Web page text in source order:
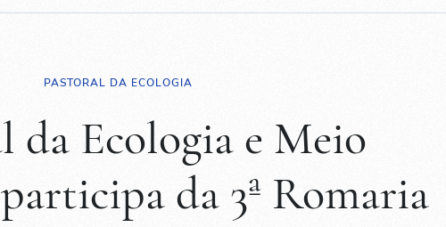
PASTORAL DA ECOLOGIA
da Ecologia e Meio
da 3ª Romaria